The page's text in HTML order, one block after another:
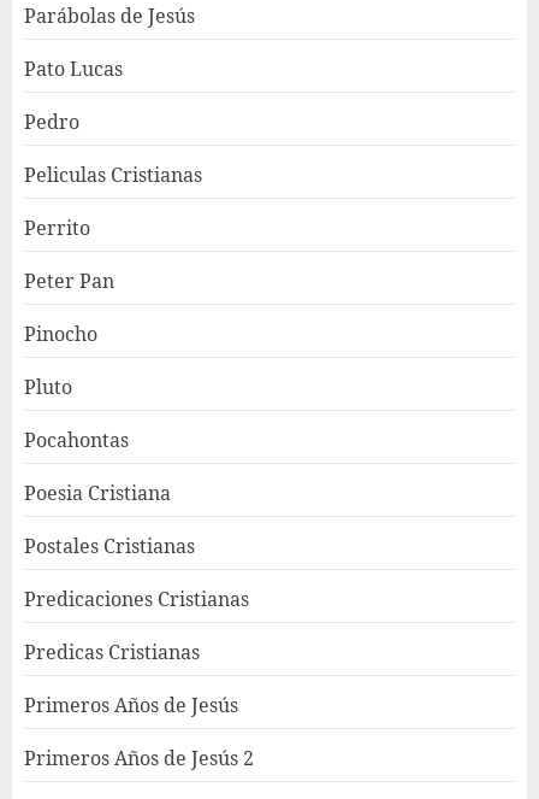
Parábolas de Jesús
Pato Lucas
Pedro
Peliculas Cristianas
Perrito
Peter Pan
Pinocho
Pluto
Pocahontas
Poesia Cristiana
Postales Cristianas
Predicaciones Cristianas
Predicas Cristianas
Primeros Años de Jesús
Primeros Años de Jesús 2